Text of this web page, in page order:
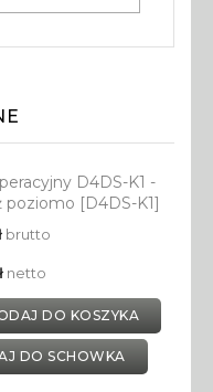
D4DS-K1 -
poziomo [D4DS-K1]
brutto
netto
DO KOSZYKA
DO SCHOWKA